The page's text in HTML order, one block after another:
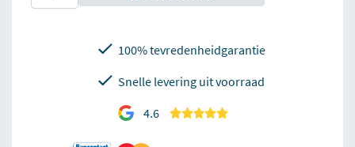
100% tevredenheidgarantie
Snelle levering uit voorraad
4.6